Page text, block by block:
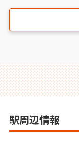
駅周辺情報